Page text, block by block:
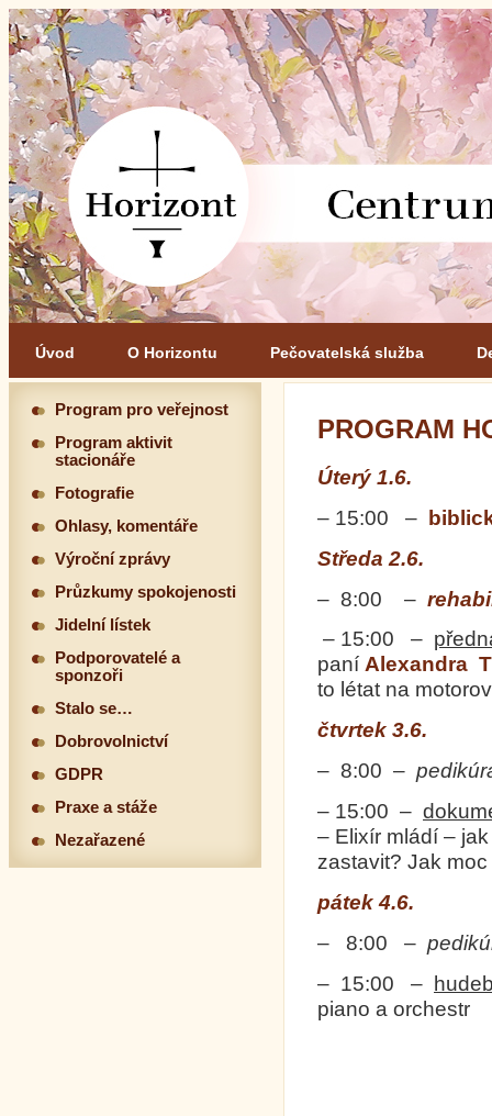
Úvod O Horizontu Pečovatelská služba
PROGRAM
Úterý 1.6.
– 15:00 –
Středa 2.6.
– 8:00 –
– 15:00 –
paní Alexandra
to létat na
čtvrtek 3.6.
– 8:00 –
– 15:00 –
– Elixír mládí –
zastavit? Jak
pátek 4.6.
– 8:00 –
– 15:00 –
piano a orchestr
Program pro veřejnost
Program aktivit
stacionáře
Fotografie
Ohlasy, komentáře
Výroční zprávy
Průzkumy spokojenosti
Jidelní lístek
Podporovatelé a
sponzoři
Stalo se…
Dobrovolnictví
GDPR
Praxe a stáže
Nezařazené